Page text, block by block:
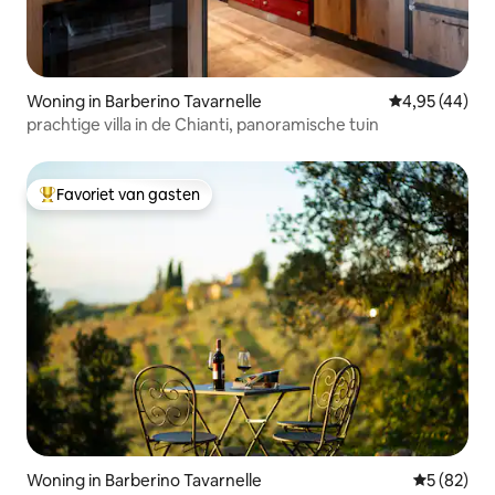
Woning in Barberino Tavarnelle Gemiddelde
4,95 (44)
prachtige villa in de Chianti, panoramische tuin
Topfavoriet van gasten
Favoriet van gasten
Woning in Barberino Tavarnelle
5 (82)